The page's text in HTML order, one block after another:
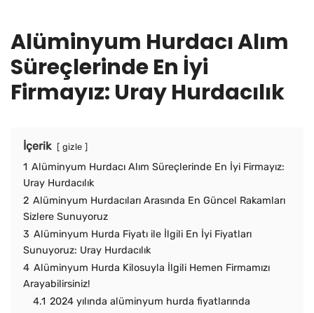
Alüminyum Hurdacı Alım
Süreçlerinde En İyi
Firmayız: Uray Hurdacılık
İçerik gizle
1 Alüminyum Hurdacı Alım Süreçlerinde En İyi Firmayız:
Uray Hurdacılık
2 Alüminyum Hurdacıları Arasında En Güncel Rakamları
Sizlere Sunuyoruz
3 Alüminyum Hurda Fiyatı ile İlgili En İyi Fiyatları
Sunuyoruz: Uray Hurdacılık
4 Alüminyum Hurda Kilosuyla İlgili Hemen Firmamızı
Arayabilirsiniz!
4.1 2024 yılında alüminyum hurda fiyatlarında